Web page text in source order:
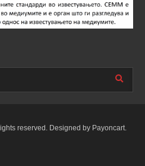
reserved. Designed by Payoncart.